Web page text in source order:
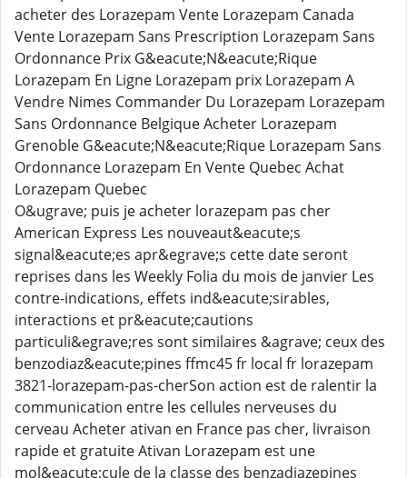
acheter des Lorazepam Vente Lorazepam Canada
Vente Lorazepam Sans Prescription Lorazepam Sans
Ordonnance Prix G&eacute;N&eacute;Rique
Lorazepam En Ligne Lorazepam prix Lorazepam A
Vendre Nimes Commander Du Lorazepam Lorazepam
Sans Ordonnance Belgique Acheter Lorazepam
Grenoble G&eacute;N&eacute;Rique Lorazepam Sans
Ordonnance Lorazepam En Vente Quebec Achat
Lorazepam Quebec
O&ugrave; puis je acheter lorazepam pas cher
American Express Les nouveaut&eacute;s
signal&eacute;es apr&egrave;s cette date seront
reprises dans les Weekly Folia du mois de janvier Les
contre-indications, effets ind&eacute;sirables,
interactions et pr&eacute;cautions
particuli&egrave;res sont similaires &agrave; ceux des
benzodiaz&eacute;pines ffmc45 fr local fr lorazepam
3821-lorazepam-pas-cherSon action est de ralentir la
communication entre les cellules nerveuses du
cerveau Acheter ativan en France pas cher, livraison
rapide et gratuite Ativan Lorazepam est une
mol&eacute;cule de la classe des benzadiazepines